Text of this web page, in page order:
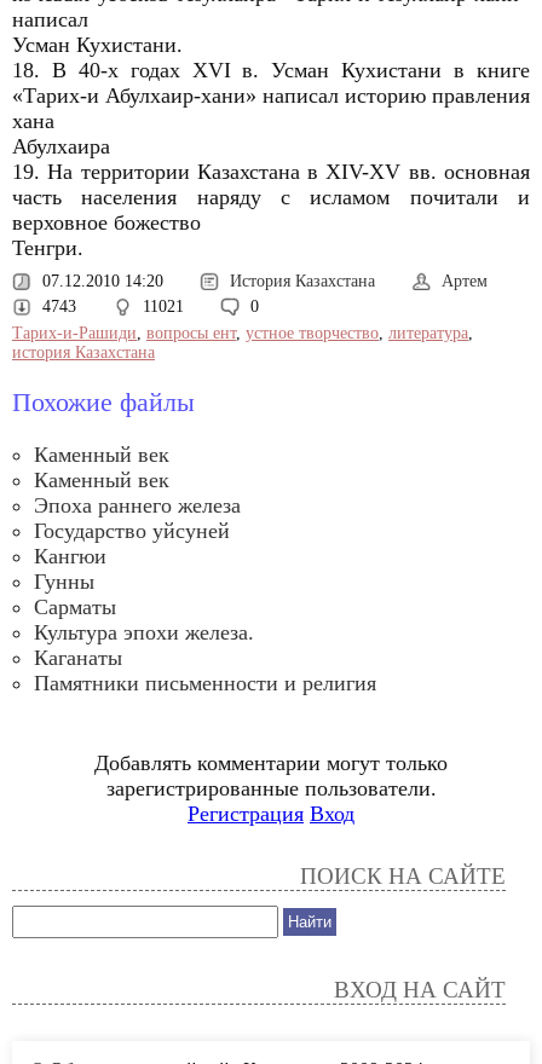
написал
Усман Кухистани.
18. В 40-х годах XVI в. Усман Кухистани в книге
«Тарих-и Абулхаир-хани» написал историю правления
хана
Абулхаира
19. На территории Казахстана в XIV-XV вв. основная
часть населения наряду с исламом почитали и
верховное божество
Тенгри.
07.12.2010 14:20 История Казахстана
Артем
4743
11021
0
Тарих-и-Рашиди, вопросы ент, устное творчество, литература,
история Казахстана
Похожие файлы
Каменный век
Каменный век
Эпоха раннего железа
Государство уйсуней
Кангюи
Гунны
Сарматы
Культура эпохи железа.
Каганаты
Памятники письменности и религия
Добавлять комментарии могут только
зарегистрированные пользователи.
Регистрация Вход
ПОИСК НА САЙТЕ
ВХОД НА САЙТ